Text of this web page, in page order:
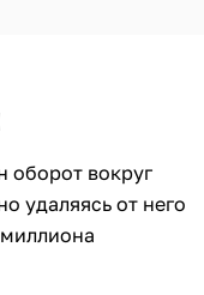
оборот вокруг
удаляясь от него